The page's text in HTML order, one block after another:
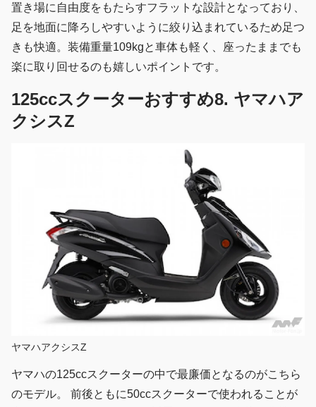
置き場に自由度をもたらすフラットな設計となっており、
足を地面に降ろしやすいように絞り込まれているため足つ
きも快適。装備重量109kgと車体も軽く、座ったままでも
楽に取り回せるのも嬉しいポイントです。
125ccスクーターおすすめ8. ヤマハア
クシスZ
ヤマハアクシスZ
ヤマハの125ccスクーターの中で最廉価となるのがこちら
のモデル。 前後ともに50ccスクーターで使われることが